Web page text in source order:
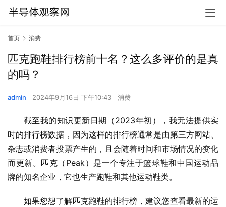
首页 消费
匹克跑鞋排行榜前十名？这么多评价的是真
的吗？
admin 2024年9月16日 下午10:43 消费
截至我的知识更新日期（2023年初），我无法提供实
时的排行榜数据，因为这样的排行榜通常是由第三方网站、
杂志或消费者投票产生的，且会随着时间和市场情况的变化
而更新。匹克（Peak）是一个专注于篮球鞋和中国运动品
牌的知名企业，它也生产跑鞋和其他运动鞋类。
如果您想了解匹克跑鞋的排行榜，建议您查看最新的运